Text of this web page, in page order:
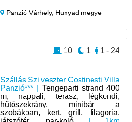
Panzió Várhely, Hunyad megye
Szállás Szilveszter Costinesti Villa
Panzió*** | Tengeparti strand 400
m, nappali, terasz, légkondi,
hűtőszekrány, minibár a
szobákban, kert, grill, filagoria,
1 - 24
1
10